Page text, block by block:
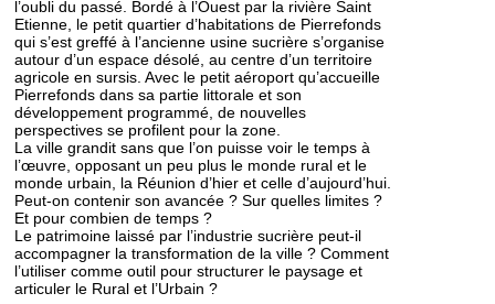
l’oubli du passé. Bordé à l’Ouest par la rivière Saint
Etienne, le petit quartier d’habitations de Pierrefonds
qui s’est greffé à l’ancienne usine sucrière s’organise
autour d’un espace désolé, au centre d’un territoire
agricole en sursis. Avec le petit aéroport qu’accueille
Pierrefonds dans sa partie littorale et son
développement programmé, de nouvelles
perspectives se profilent pour la zone.
La ville grandit sans que l’on puisse voir le temps à
l’œuvre, opposant un peu plus le monde rural et le
monde urbain, la Réunion d’hier et celle d’aujourd’hui.
Peut-on contenir son avancée ? Sur quelles limites ?
Et pour combien de temps ?
Le patrimoine laissé par l’industrie sucrière peut-il
accompagner la transformation de la ville ? Comment
l’utiliser comme outil pour structurer le paysage et
articuler le Rural et l’Urbain ?